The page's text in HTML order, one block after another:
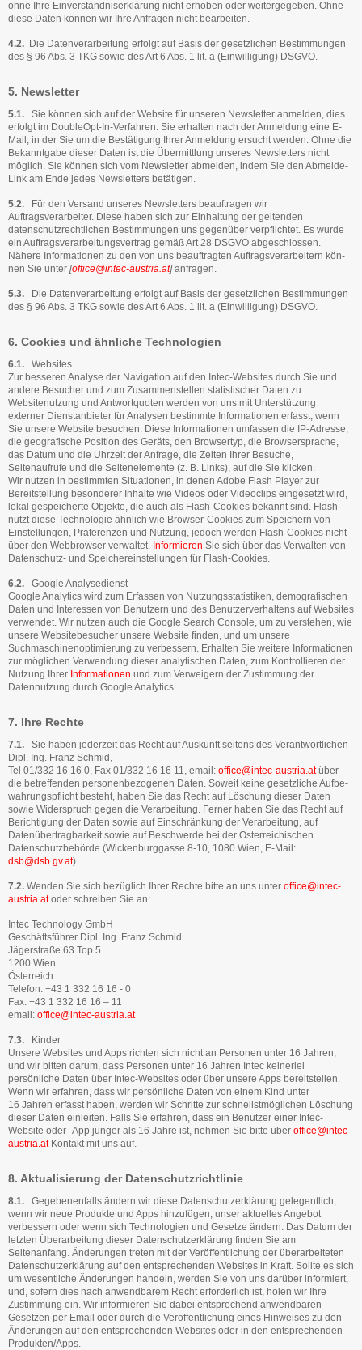
ohne Ihre Einverständniserklärung nicht erhoben oder weitergegeben. Ohne
diese Daten können wir Ihre Anfragen nicht be­arbeiten.
4.2. Die Datenverarbeitung erfolgt auf Basis der gesetzlichen Bestimmungen
des § 96 Abs. 3 TKG sowie des Art 6 Abs. 1 lit. a (Einwilligung) DSGVO.
5. Newsletter
5.1. Sie können sich auf der Website für unseren Newsletter anmelden, dies
erfolgt im Double­Opt-In-Verfahren. Sie erhalten nach der Anmeldung eine E-
Mail, in der Sie um die Bestä­tigung Ihrer Anmeldung ersucht werden. Ohne die
Bekanntgabe dieser Daten ist die Übermittlung unseres Newsletters nicht
möglich. Sie können sich vom Newsletter abmel­den, indem Sie den Abmelde-
Link am Ende jedes Newsletters betätigen.
5.2. Für den Versand unseres Newsletters beauftragen wir
Auftragsverarbeiter. Diese haben sich zur Einhaltung der geltenden
datenschutzrechtlichen Bestimmungen uns gegenüber verpflichtet. Es wurde
ein Auftragsverarbeitungsvertrag gemäß Art 28 DSGVO abge­schlossen.
Nähere Informationen zu den von uns beauftragten Auftragsverarbeitern kön­
nen Sie unter [office@intec-austria.at]anfragen.
5.3. Die Datenverarbeitung erfolgt auf Basis der gesetzlichen Bestimmungen
des § 96 Abs. 3 TKG sowie des Art 6 Abs. 1 lit. a (Einwilligung) DSGVO.
6. Cookies und ähnliche Technologien
6.1. Websites
Zur besseren Analyse der Navigation auf den Intec-Websites durch Sie und
andere Besucher und zum Zusammenstellen statistischer Daten zu
Websitenutzung und Antwortquoten werden von uns mit Unterstützung
externer Dienstanbieter für Analysen bestimmte Informationen erfasst, wenn
Sie unsere Website besuchen. Diese Informationen umfassen die IP-Adresse,
die geografische Position des Geräts, den Browsertyp, die Browsersprache,
das Datum und die Uhrzeit der Anfrage, die Zeiten Ihrer Besuche,
Seitenaufrufe und die Seitenelemente (z. B. Links), auf die Sie klicken.
Wir nutzen in bestimmten Situationen, in denen Adobe Flash Player zur
Bereitstellung besonderer Inhalte wie Videos oder Videoclips eingesetzt wird,
lokal gespeicherte Objekte, die auch als Flash-Cookies bekannt sind. Flash
nutzt diese Technologie ähnlich wie Browser-Cookies zum Speichern von
Einstellungen, Präferenzen und Nutzung, jedoch werden Flash-Cookies nicht
über den Webbrowser verwaltet. Informieren Sie sich über das Verwalten von
Datenschutz- und Speichereinstellungen für Flash-Cookies.
6.2. Google Analysedienst
Google Analytics wird zum Erfassen von Nutzungsstatistiken, demografischen
Daten und Interessen von Benutzern und des Benutzerverhaltens auf Websites
verwendet. Wir nutzen auch die Google Search Console, um zu verstehen, wie
unsere Websitebesucher unsere Website finden, und um unsere
Suchmaschinenoptimierung zu verbessern. Erhalten Sie weitere Informationen
zur möglichen Verwendung dieser analytischen Daten, zum Kontrollieren der
Nutzung Ihrer Informationen und zum Verweigern der Zustimmung der
Datennutzung durch Google Analytics.
7. Ihre Rechte
7.1. Sie haben jederzeit das Recht auf Auskunft seitens des Verantwortlichen
Dipl. Ing. Franz Schmid,
Tel 01/332 16 16 0, Fax 01/332 16 16 11, email: office@intec-austria.atüber
die betreffenden personenbezogenen Daten. Soweit keine gesetzliche Aufbe­
wahrungspflicht besteht, haben Sie das Recht auf Löschung dieser Daten
sowie Wider­spruch gegen die Verarbeitung. Ferner haben Sie das Recht auf
Berichtigung der Daten sowie auf Einschränkung der Verarbeitung, auf
Datenübertragbarkeit sowie auf Be­schwerde bei der Österreichischen
Datenschutzbehörde (Wickenburggasse 8-10, 1080 Wien, E-Mail:
dsb@dsb.gv.at).
7.2. Wenden Sie sich bezüglich Ihrer Rechte bitte an uns unter office@intec-
austria.atoder schreiben Sie an:
Intec Technology GmbH
Geschäftsführer Dipl. Ing. Franz Schmid
Jägerstraße 63 Top 5
1200 Wien
Österreich
Telefon: +43 1 332 16 16 - 0
Fax: +43 1 332 16 16 – 11
email: office@intec-austria.at
7.3. Kinder
Unsere Websites und Apps richten sich nicht an Personen unter 16 Jahren,
und wir bitten darum, dass Personen unter 16 Jahren Intec keinerlei
persönliche Daten über Intec-Websites oder über unsere Apps bereitstellen.
Wenn wir erfahren, dass wir persönliche Daten von einem Kind unter
16 Jahren erfasst haben, werden wir Schritte zur schnellstmöglichen Löschung
dieser Daten einleiten. Falls Sie erfahren, dass ein Benutzer einer Intec-
Website oder -App jünger als 16 Jahre ist, nehmen Sie bitte über office@intec-
austria.atKontakt mit uns auf.
8. Aktualisierung der Datenschutzrichtlinie
8.1. Gegebenenfalls ändern wir diese Datenschutzerklärung gelegentlich,
wenn wir neue Produkte und Apps hinzufügen, unser aktuelles Angebot
verbessern oder wenn sich Technologien und Gesetze ändern. Das Datum der
letzten Überarbeitung dieser Datenschutzerklärung finden Sie am
Seitenanfang. Änderungen treten mit der Veröffentlichung der überarbeiteten
Datenschutzerklärung auf den entsprechenden Websites in Kraft. Sollte es sich
um wesentliche Änderungen handeln, werden Sie von uns darüber informiert,
und, sofern dies nach anwendbarem Recht erforderlich ist, holen wir Ihre
Zustimmung ein. Wir informieren Sie dabei entsprechend anwendbaren
Gesetzen per Email oder durch die Veröffentlichung eines Hinweises zu den
Änderungen auf den entsprechenden Websites oder in den entsprechenden
Produkten/Apps.